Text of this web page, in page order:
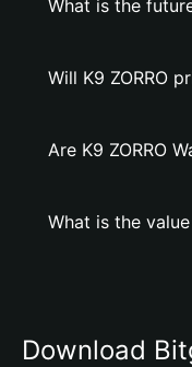
What is the
Will K9 ZORRO
Are K9 ZORRO
What is the
Download